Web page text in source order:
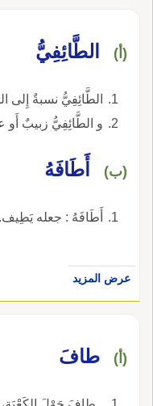
(أ) الطَّائِفِيُّ
الطَّائِفِيُّ نسبةٌ إِلى الطائِفِ أَو الطَّائِفَةِ.
و الطَّائِفِيُّ زبيبٌ أَو عنبٌ عناقيدهُ متراصِفَةُ الحَبِّ.
(ب) أَطَافَهُ
أَطَافَهُ : جعله يَطِيف.
عرض المزيد
(أ) طافَ